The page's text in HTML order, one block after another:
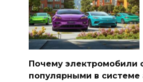
Почему электромобили
популярными в